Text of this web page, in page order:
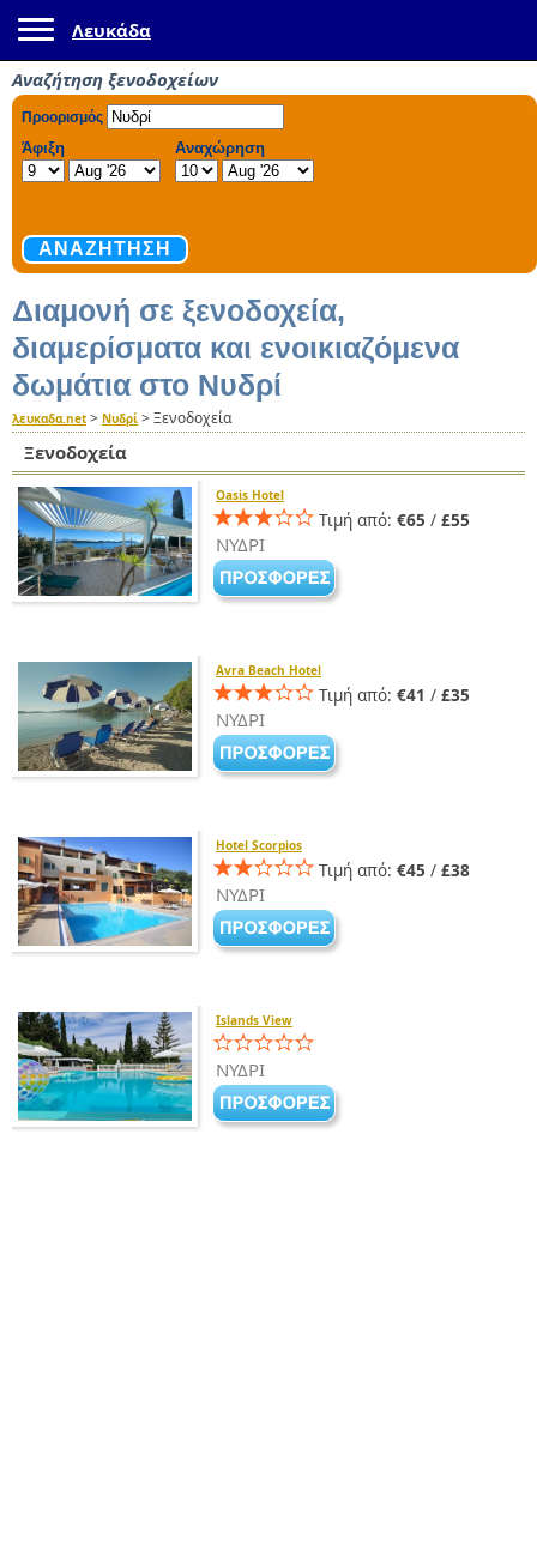
Λευκάδα
Αναζήτηση ξενοδοχείων
Διαμονή σε ξενοδοχεία,
διαμερίσματα και ενοικιαζόμενα
δωμάτια στο Νυδρί
λευκαδα.net > Νυδρί >Ξενοδοχεία
Ξενοδοχεία
Oasis Hotel
Τιμή από: €65 / £55
ΝΥΔΡΙ
Avra Beach Hotel
Τιμή από: €41 / £35
ΝΥΔΡΙ
Hotel Scorpios
Τιμή από: €45 / £38
ΝΥΔΡΙ
Islands View
ΝΥΔΡΙ